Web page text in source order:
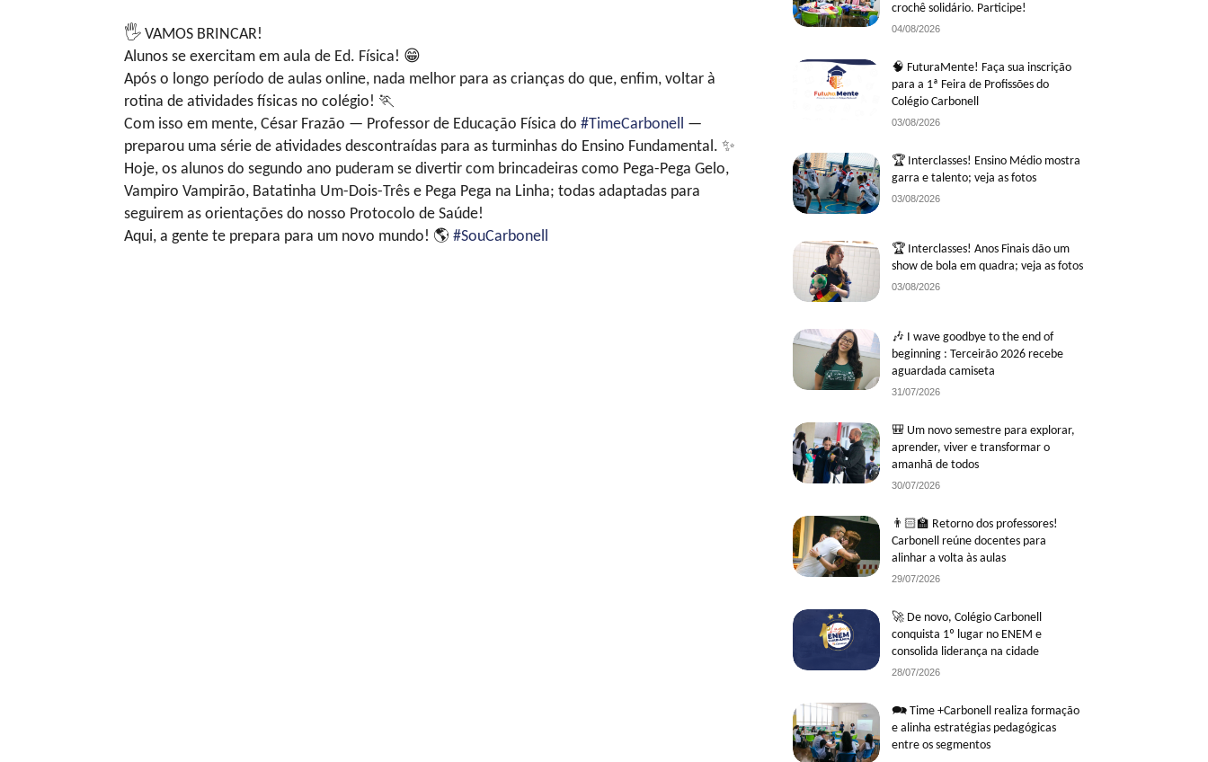
🖐 VAMOS BRINCAR!
Alunos se exercitam em aula de Ed. Física! 😁
Após o longo período de aulas online, nada melhor para as crianças do que, enfim, voltar à
rotina de atividades físicas no colégio! 🏃
Com isso em mente, César Frazão — Professor de Educação Física do #TimeCarbonell —
preparou uma série de atividades descontraídas para as turminhas do Ensino Fundamental. ✨
Hoje, os alunos do segundo ano puderam se divertir com brincadeiras como Pega-Pega Gelo,
Vampiro Vampirão, Batatinha Um-Dois-Três e Pega Pega na Linha; todas adaptadas para
seguirem as orientações do nosso Protocolo de Saúde!
Aqui, a gente te prepara para um novo mundo! 🌎 #SouCarbonell
crochê solidário. Participe!
04/08/2026
🧠 FuturaMente! Faça sua inscrição
para a 1ª Feira de Profissões do
Colégio Carbonell
03/08/2026
🏆 Interclasses! Ensino Médio mostra
garra e talento; veja as fotos
03/08/2026
🏆 Interclasses! Anos Finais dão um
show de bola em quadra; veja as fotos
03/08/2026
🎶 I wave goodbye to the end of
beginning : Terceirão 2026 recebe
aguardada camiseta
31/07/2026
🎒 Um novo semestre para explorar,
aprender, viver e transformar o
amanhã de todos
30/07/2026
👨🏻‍🏫 Retorno dos professores!
Carbonell reúne docentes para
alinhar a volta às aulas
29/07/2026
🚀 De novo, Colégio Carbonell
conquista 1º lugar no ENEM e
consolida liderança na cidade
28/07/2026
🗪 Time +Carbonell realiza formação
e alinha estratégias pedagógicas
entre os segmentos